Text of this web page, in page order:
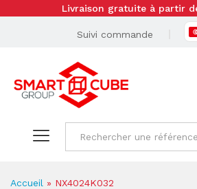
Livraison gratuite à partir
Suivi commande
Accueil » NX4024K032